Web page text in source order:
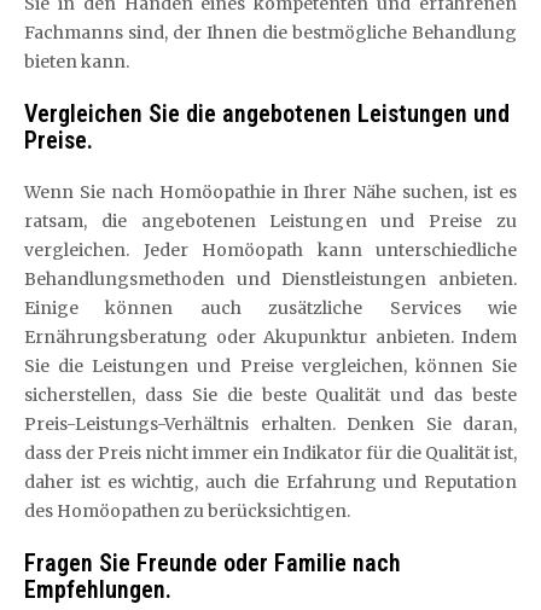
Fachmanns sind, der Ihnen die bestmögliche Behandlung
bieten kann.
Vergleichen Sie die angebotenen Leistungen und
Preise.
Wenn Sie nach Homöopathie in Ihrer Nähe suchen, ist es
ratsam, die angebotenen Leistungen und Preise zu
vergleichen. Jeder Homöopath kann unterschiedliche
Behandlungsmethoden und Dienstleistungen anbieten.
Einige können auch zusätzliche Services wie
Ernährungsberatung oder Akupunktur anbieten. Indem
Sie die Leistungen und Preise vergleichen, können Sie
sicherstellen, dass Sie die beste Qualität und das beste
Preis-Leistungs-Verhältnis erhalten. Denken Sie daran,
dass der Preis nicht immer ein Indikator für die Qualität ist,
daher ist es wichtig, auch die Erfahrung und Reputation
des Homöopathen zu berücksichtigen.
Fragen Sie Freunde oder Familie nach
Empfehlungen.